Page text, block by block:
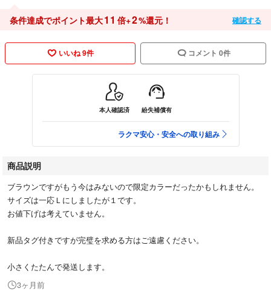
条件達成でポイント最大11 倍+2%還元！ 確認する
いいね 9件 コメント 0件
本人確認済 紛失補償有
ラクマ安心・安全への取り組み
商品説明
ブラウンですがもう今はみないので限定カラーだったかもしれません。
サイズは一応Ｌにしましたが１です。
お値下げは考えていません。
新品タグ付きですが完璧を求める方はご遠慮ください。
小さくたたんで発送します。
3ヶ月前